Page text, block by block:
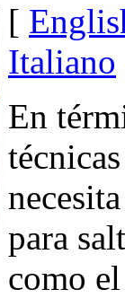
[
Italiano
En
para
como